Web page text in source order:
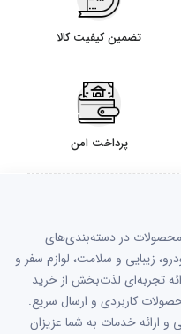
تضمین کیفیت کالا
پرداخت امن
محصولات در دسته‌بندی‌های
زیبایی و سلامت، لوازم سفر و
تجربه‌ای لذت‌بخش از خرید
کاربردی و ارسال سریع.
و ارائه خدمات به شما عزیزان